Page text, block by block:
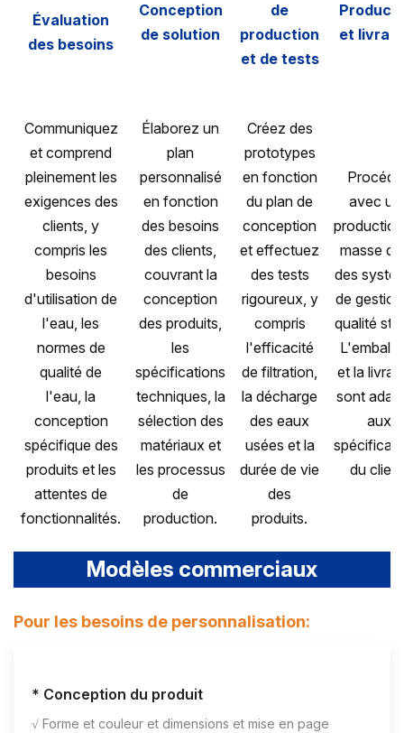
Évaluation
des besoins
Conception
de solution
de
production
et de tests
et
Communiquez
et comprend
pleinement les
exigences des
clients, y
compris les
besoins
d'utilisation de
l'eau, les
normes de
qualité de
l'eau, la
conception
spécifique des
produits et les
attentes de
fonctionnalités.
Élaborez un
plan
personnalisé
en fonction
des besoins
des clients,
couvrant la
conception
des produits,
les
spécifications
techniques, la
sélection des
matériaux et
les processus
de
production.
Créez des
prototypes
en fonction
du plan de
conception
et effectuez
des tests
rigoureux, y
compris
l'efficacité
de filtration,
la décharge
des eaux
usées et la
durée de vie
des
produits.
avec
masse
des
de
qualité
et la
sont
aux
du
Modèles commerciaux
Pour les besoins de personnalisation:
* Conception du produit
√ Forme et couleur et dimensions et mise en page